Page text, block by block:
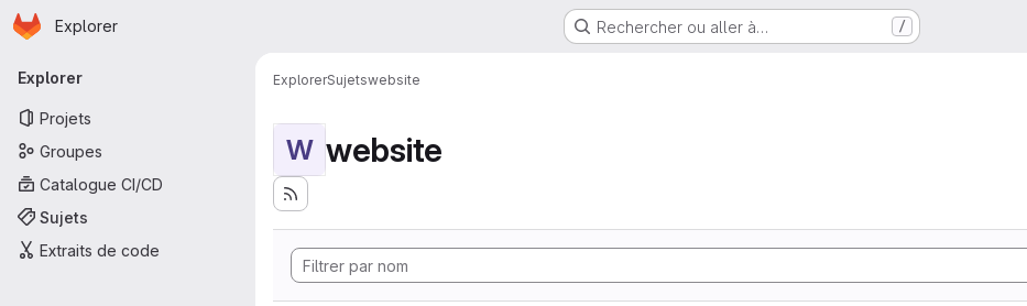
Passer au contenu principal
Page d'accueil
Explorer Rechercher ou aller à… /
Navigation principale
Explorer
Projets
Groupes
Catalogue CI/CD
Sujets
Extraits de code
ExplorerSujetswebsite
W website